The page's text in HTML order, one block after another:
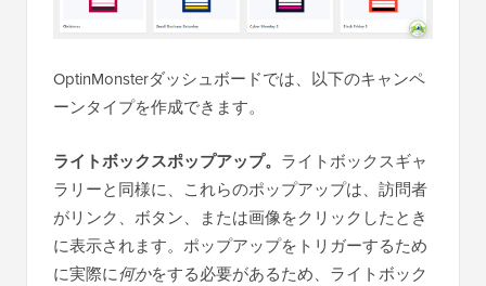
OptinMonsterダッシュボードでは、以下のキャンペ
ーンタイプを作成できます。
ライトボックスポップアップ。 ライトボックスギャ
ラリーと同様に、これらのポップアップは、訪問者
がリンク、ボタン、または画像をクリックしたとき
に表示されます。ポップアップをトリガーするため
に実際に何かをする必要があるため、ライトボック